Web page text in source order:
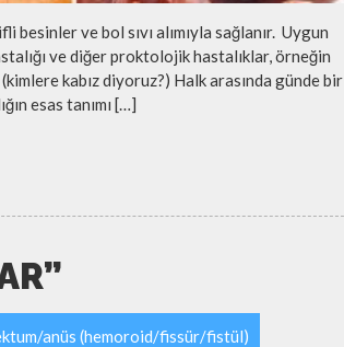
besinler ve bol sıvı alımıyla sağlanır. Uygun
ve diğer proktolojik hastalıklar, örneğin
kabız diyoruz?) Halk arasında günde bir
esas tanımı […]
anüs (hemoroid/fissür/fistül)